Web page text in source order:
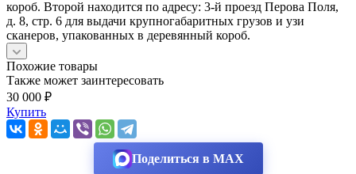
короб. Второй находится по адресу: 3-й проезд Перова Поля,
д. 8, стр. 6 для выдачи крупногабаритных грузов и узи
сканеров, упакованных в деревянный короб.
Похожие товары
Также может заинтересовать
30 000 ₽
Купить
Поделиться в MAX